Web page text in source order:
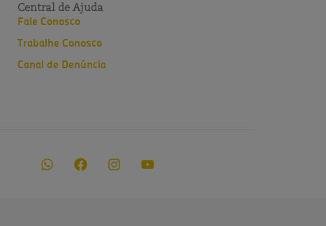
Central de Ajuda
Fale Conosco
Trabalhe Conosco
Canal de Denúncia